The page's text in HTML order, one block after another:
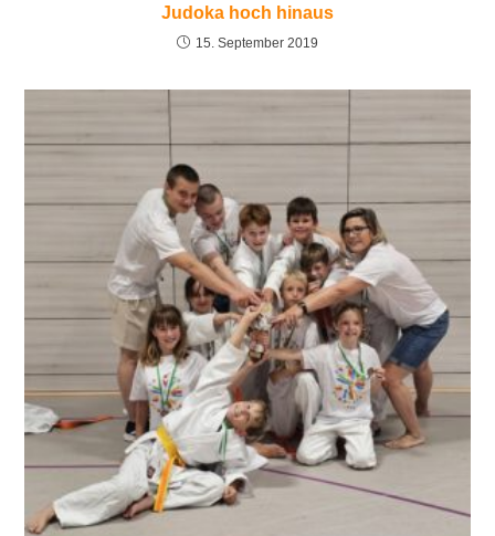
Judoka hoch hinaus
15. September 2019